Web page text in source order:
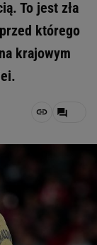
To jest zła
którego
krajowym